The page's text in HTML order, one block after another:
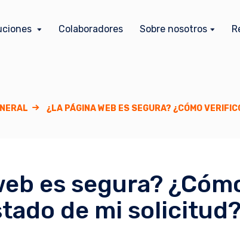
Colaboradores Sobre nosotros
¿LA PÁGINA WEB ES SEGURA? ¿CÓMO
es segura?
de mi solicitud?